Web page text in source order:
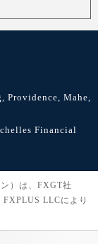
Mahe,
Financial
）は、FXGT社
FXPLUS LLCにより